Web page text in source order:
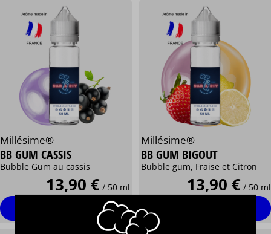
Millésime®
BB GUM CASSIS
Bubble Gum au cassis
13,90 € / 50 ml
Millésime®
BB GUM BIGOUT
Bubble gum, Fraise et Citron
13,90 € / 50 ml